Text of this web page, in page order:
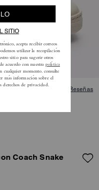
Reseñas
Coach Snake